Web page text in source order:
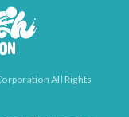
All Rights